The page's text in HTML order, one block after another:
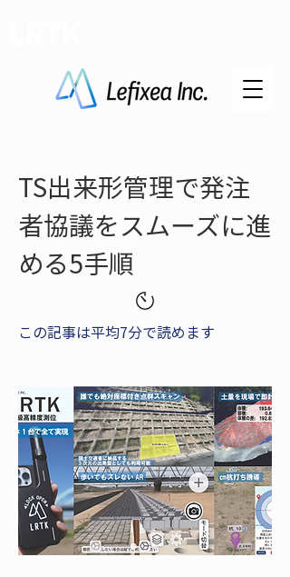
TS出来形管理で発注
者協議をスムーズに進
める5手順
この記事は平均7分で読めます